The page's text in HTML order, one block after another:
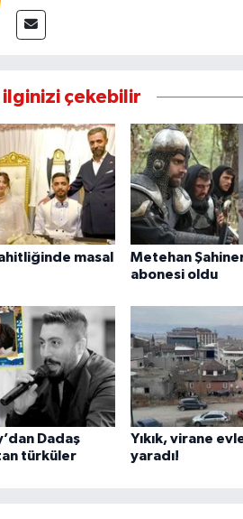
ilginizi çekebilir
masal
Metehan
abonesi oldu
Dadaş
türküler
Yıkık, virane
yaradı!